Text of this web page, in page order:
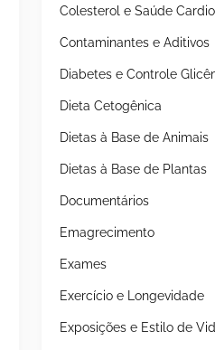
Colesterol e Saúde
Contaminantes e Aditivos
Diabetes e Controle
Dieta Cetogênica
Dietas à Base de Animais
Dietas à Base de Plantas
Documentários
Emagrecimento
Exames
Exercício e Longevidade
Exposições e Estilo de